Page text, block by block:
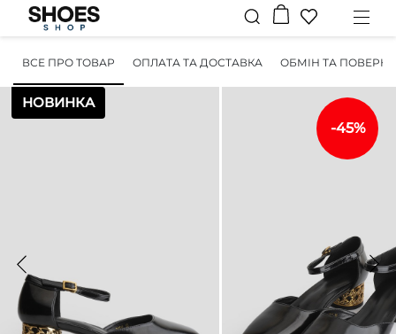
ВСЕ ПРО ТОВАР ОПЛАТА ТА ДОСТАВКА ОБМІН ТА
НОВИНКА
-45%